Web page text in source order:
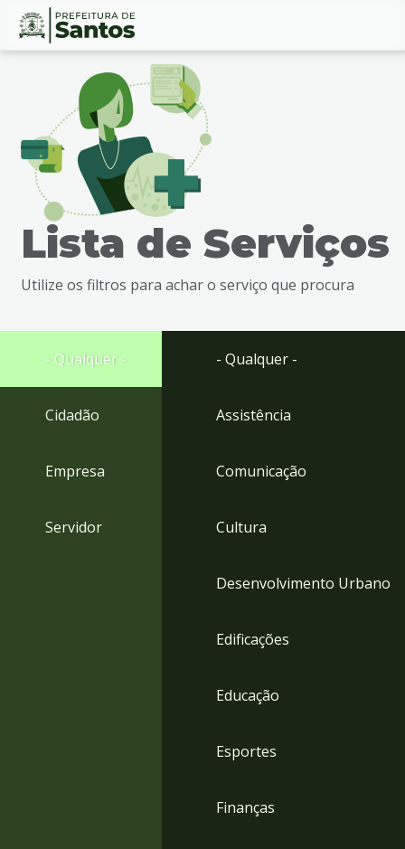
Ir
busca
Ir
rodapé
Conteúdo
Lista de Serviços
Utilize os filtros para achar o serviço que procura
- Qualquer -
Cidadão
Empresa
Servidor
- Qualquer -
Assistência
Comunicação
Cultura
Desenvolvimento Urbano
Edificações
Educação
Esportes
Finanças